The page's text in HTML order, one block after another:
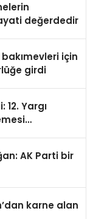
değerdedir
için
girdi
12. Yargı
AK Parti bir
karne alan